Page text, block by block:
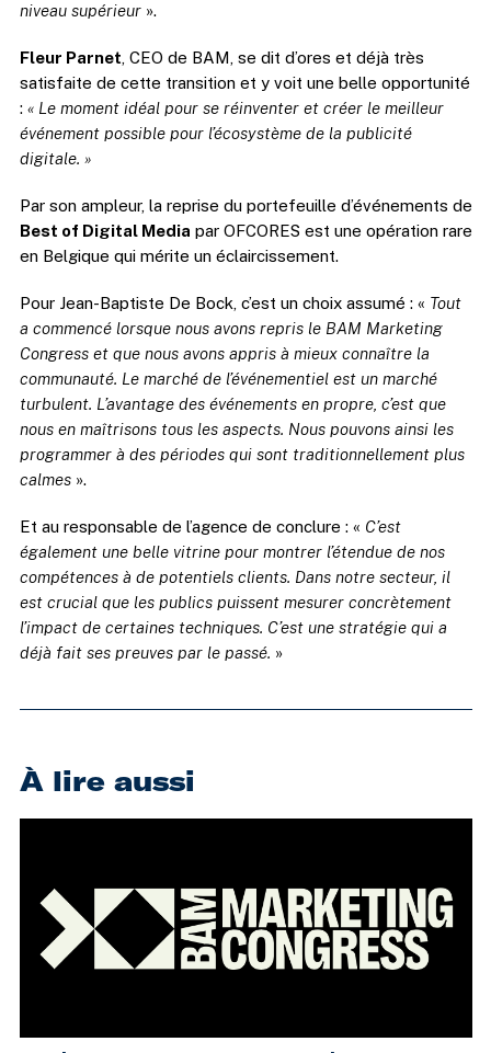
niveau supérieur».
Fleur Parnet, CEO de BAM, se dit d’ores et déjà très
satisfaite de cette transition et y voit une belle opportunité
: « Le moment idéal pour se réinventer et créer le meilleur
événement possible pour l’écosystème de la publicité
digitale. »
Par son ampleur, la reprise du portefeuille d’événements de
Best of Digital Media par OFCORES est une opération rare
en Belgique qui mérite un éclaircissement.
Pour Jean-Baptiste De Bock, c’est un choix assumé : « Tout
a commencé lorsque nous avons repris le BAM Marketing
Congress et que nous avons appris à mieux connaître la
communauté. Le marché de l’événementiel est un marché
turbulent. L’avantage des événements en propre, c’est que
nous en maîtrisons tous les aspects. Nous pouvons ainsi les
programmer à des périodes qui sont traditionnellement plus
calmes».
Et au responsable de l’agence de conclure : « C’est
également une belle vitrine pour montrer l’étendue de nos
compétences à de potentiels clients. Dans notre secteur, il
est crucial que les publics puissent mesurer concrètement
l’impact de certaines techniques. C’est une stratégie qui a
déjà fait ses preuves par le passé. »
À lire aussi